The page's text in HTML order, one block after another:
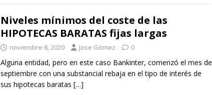
Niveles mínimos del coste de las
HIPOTECAS BARATAS fijas largas
noviembre 8, 2020 Jose Gómez 0
Alguna entidad, pero en este caso Bankinter, comenzó el mes de
septiembre con una substancial rebaja en el tipo de interés de
sus hipotecas baratas […]